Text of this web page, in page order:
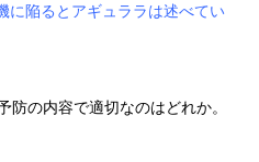
に陥るとアギュララは述べてい
の内容で適切なのはどれか。